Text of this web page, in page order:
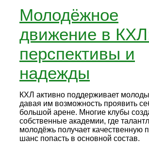
Молодёжное
движение в
перспективы и
надежды
КХЛ активно поддерживает
давая им возможность проявить
большой арене. Многие клубы
собственные академии, где
молодёжь получает качественную
шанс попасть в основной состав.